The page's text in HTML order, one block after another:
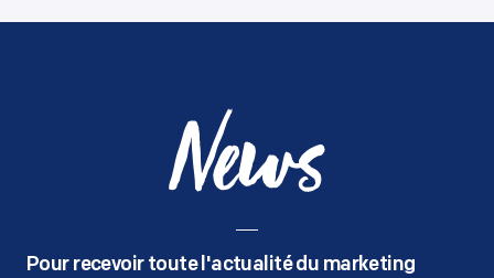
News
Pour recevoir toute l'actualité du marketing